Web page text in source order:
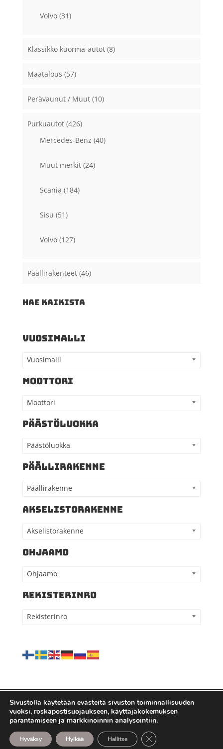
Volvo (31)
Klassikko kuorma-autot (8)
Maatalous (57)
Perävaunut / Muut (10)
Purkuautot (426)
Mercedes-Benz (40)
Muut merkit (24)
Scania (184)
Sisu (51)
Volvo (127)
Päällirakenteet (46)
HAE KAIKISTA
VUOSIMALLI
Vuosimalli
MOOTTORI
Moottori
PÄÄSTÖLUOKKA
Päästöluokka
PÄÄLLIRAKENNE
Päällirakenne
AKSELISTORAKENNE
Akselistorakenne
OHJAAMO
Ohjaamo
REKISTERINRO
Rekisterinro
Kaikki oikeudet pidätetään - Kauppilan
autohajottamo Oy |
Tietosuojaseloste
toteutus - Mojovagroup.com - Mediaa maalta
Sivustolla käytetään evästeitä sivuston toiminnallisuuden
vuoksi, roskapostisuojaukseen, käyttäjäkokemuksen
parantamiseen ja markkinoinnin analysointiin.
Hyväksy Hylkää Hallitse Sulje evästebanneri